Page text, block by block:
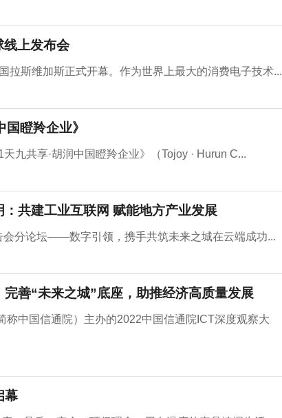
上发布会
斯维加斯正式开幕。作为世界上最大的消费电子技术...
瞪羚企业》
九共享·胡润中国瞪羚企业》（Tojoy · Hurun C...
共建工业互联网 赋能地方产业发展
分论坛——数字引领，携手共筑未来之城在云端成功...
善“未来之城”底座，助推经济高质量发展
中国信通院）主办的2022中国信通院ICT深度观察大
幕